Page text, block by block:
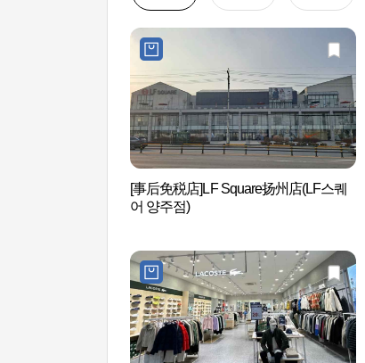
[事后免税店]LF Square扬州店(LF스퀘
어 양주점)